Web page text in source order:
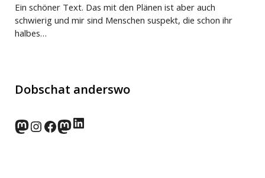
Ein schöner Text. Das mit den Plänen ist aber auch
schwierig und mir sind Menschen suspekt, die schon ihr
halbes…
Dobschat anderswo
norden.social
Instagram
Facebook
wp-punks.social
LinkedIn